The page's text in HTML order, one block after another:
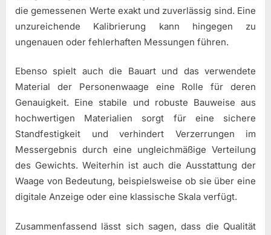
die gemessenen Werte exakt und zuverlässig sind. Eine
unzureichende Kalibrierung kann hingegen zu
ungenauen oder fehlerhaften Messungen führen.
Ebenso spielt auch die Bauart und das verwendete
Material der Personenwaage eine Rolle für deren
Genauigkeit. Eine stabile und robuste Bauweise aus
hochwertigen Materialien sorgt für eine sichere
Standfestigkeit und verhindert Verzerrungen im
Messergebnis durch eine ungleichmäßige Verteilung
des Gewichts. Weiterhin ist auch die Ausstattung der
Waage von Bedeutung, beispielsweise ob sie über eine
digitale Anzeige oder eine klassische Skala verfügt.
Zusammenfassend lässt sich sagen, dass die Qualität